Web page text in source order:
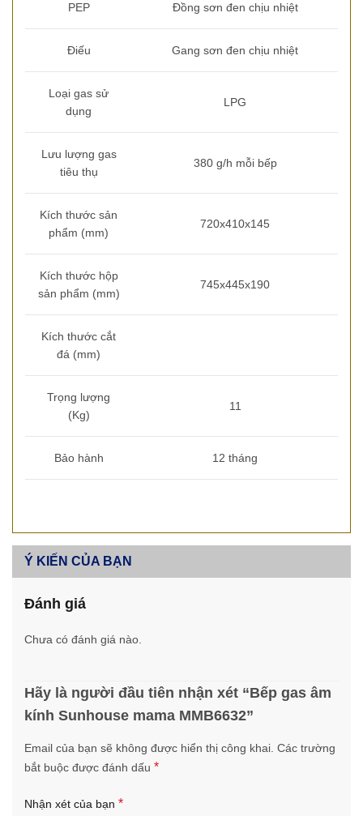
PEP Đồng sơn đen chịu nhiệt
Điếu Gang sơn đen chịu nhiệt
Loại gas sử
dụng
LPG
Lưu lượng gas
tiêu thụ
380 g/h mỗi bếp
Kích thước sản
phẩm (mm)
720x410x145
Kích thước hộp
sản phẩm (mm)
745x445x190
Kích thước cắt
đá (mm)
Trọng lượng
(Kg)
11
Bảo hành 12 tháng
Ý KIẾN CỦA BẠN
Đánh giá
Chưa có đánh giá nào.
Hãy là người đầu tiên nhận xét “Bếp gas âm
kính Sunhouse mama MMB6632”
Email của bạn sẽ không được hiển thị công khai. Các trường
bắt buộc được đánh dấu *
Nhận xét của bạn *